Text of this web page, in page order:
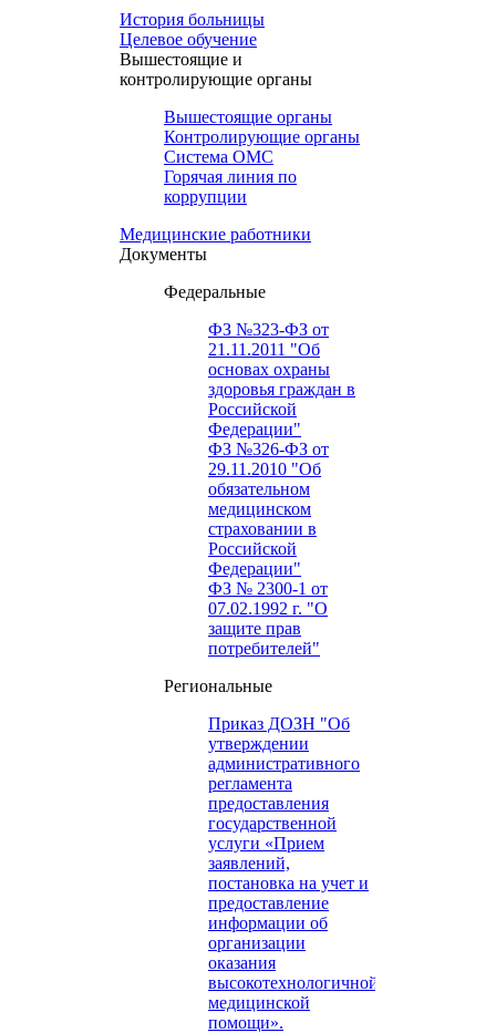
История больницы
Целевое обучение
Вышестоящие и
контролирующие органы
Вышестоящие органы
Контролирующие органы
Система ОМС
Горячая линия по
коррупции
Медицинские работники
Документы
Федеральные
ФЗ №323-ФЗ от
21.11.2011 "Об
основах охраны
здоровья граждан в
Российской
Федерации"
ФЗ №326-ФЗ от
29.11.2010 "Об
обязательном
медицинском
страховании в
Российской
Федерации"
ФЗ № 2300-1 от
07.02.1992 г. "О
защите прав
потребителей"
Региональные
Приказ ДОЗН "Об
утверждении
административного
регламента
предоставления
государственной
услуги «Прием
заявлений,
постановка на учет и
предоставление
информации об
организации
оказания
высокотехнологичной
медицинской
помощи».